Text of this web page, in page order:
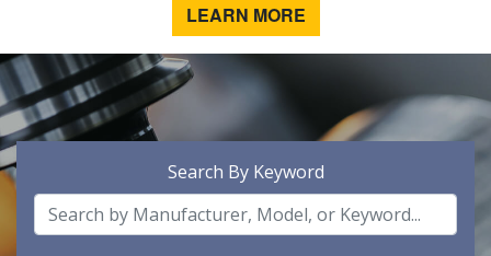
LEARN MORE
Search By Keyword